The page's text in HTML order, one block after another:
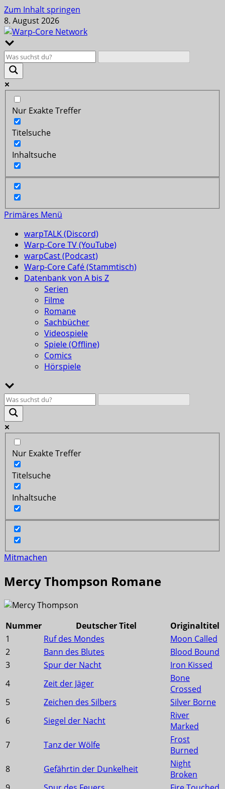
Zum Inhalt springen
8. August 2026
Nur Exakte Treffer
Titelsuche
Inhaltsuche
Primäres Menü
warpTALK (Discord)
Warp-Core TV (YouTube)
warpCast (Podcast)
Warp-Core Café (Stammtisch)
Datenbank von A bis Z
Serien
Filme
Romane
Sachbücher
Videospiele
Spiele (Offline)
Comics
Hörspiele
Nur Exakte Treffer
Titelsuche
Inhaltsuche
Mitmachen
Mercy Thompson Romane
Nummer Deutscher Titel
Originaltitel
1
Ruf des Mondes
Moon Called
2
Bann des Blutes
Blood Bound
3
Spur der Nacht
Iron Kissed
4
Zeit der Jäger
Bone
Crossed
5
Zeichen des Silbers
Silver Borne
6
Siegel der Nacht
River
Marked
7
Tanz der Wölfe
Frost
Burned
8
Gefährtin der Dunkelheit
Night
Broken